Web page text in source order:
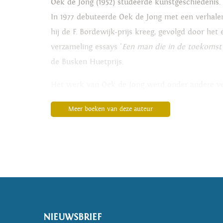
Oek de Jong (1952) studeerde
In 1977 debuteerde Oek de Jong met een
hij de F. Bordewijk-prijs kreeg, gevolgd door het
verzameling essays 'Een man die in de
de Busken Huetprijs.
München, kreeg lovende kritieken. In oktober
in België genomineerd voor de Gouden Uil en
het unieke en het onvervangbare van de roman.
Meer boeken van deze auteur
NIEUWSBRIEF